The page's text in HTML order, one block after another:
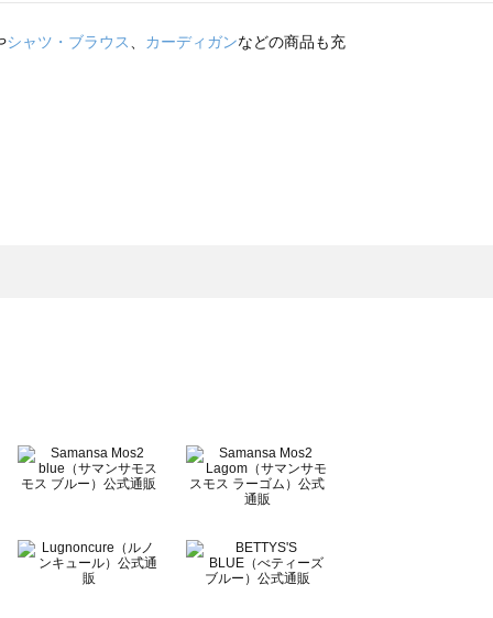
シャツ・ブラウス、 カーディガンなどの商品も充